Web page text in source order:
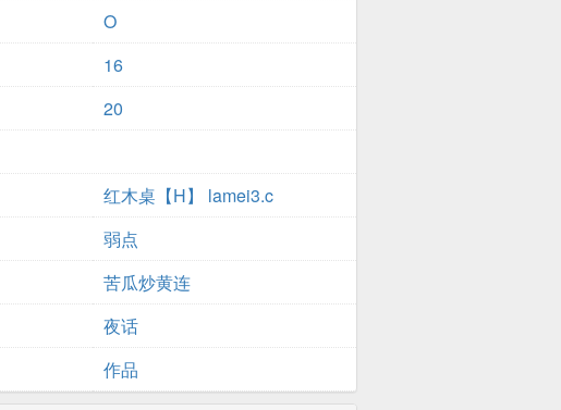
O
16
20
红木桌【H】 lamei3.c
弱点
苦瓜炒黄连
夜话
作品